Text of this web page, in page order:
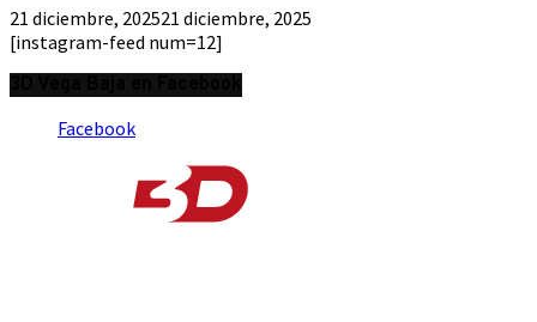
21 diciembre, 202521 diciembre, 2025
[instagram-feed num=12]
Facebook